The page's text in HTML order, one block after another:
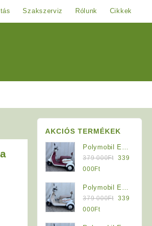
Szakszerviz Rólunk Cikkek
AKCIÓS TERMÉKEK
Polymobil E-
MOB 40/A
Elektromos
Jármű (Krém-
Bordó)
379 000Ft Original
379
000Ft.
339
000FtCurrent
is:
339
000Ft.
Polymobil E-
MOB 40/A
Elektromos
379 000Ft Original
339
000FtCurrent